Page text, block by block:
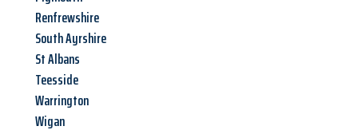
Renfrewshire
South Ayrshire
St Albans
Teesside
Warrington
Wigan